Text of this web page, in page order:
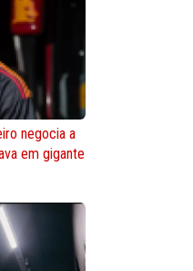
negocia a
em gigante